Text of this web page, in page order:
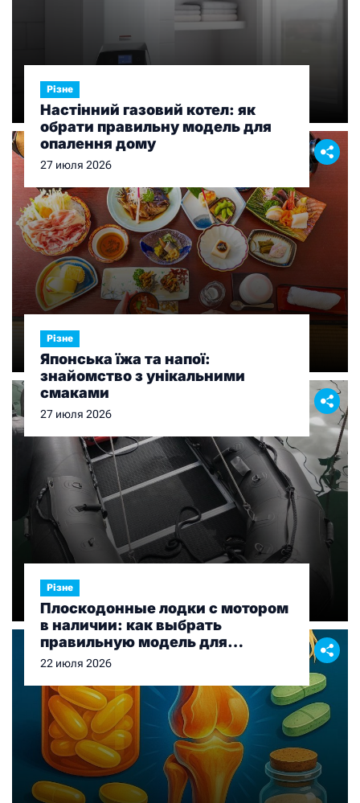
Різне
Настінний газовий котел: як
обрати правильну модель для
опалення дому
27 июля 2026
Різне
Японська їжа та напої:
знайомство з унікальними
смаками
27 июля 2026
Різне
Плоскодонные лодки с мотором
в наличии: как выбрать
правильную модель для
рыбалки и отдыха
22 июля 2026